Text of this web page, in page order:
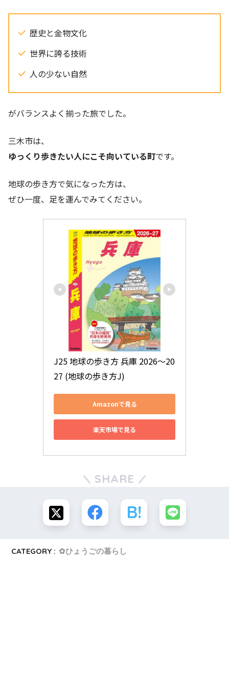
歴史と金物文化
世界に誇る技術
人の少ない自然
がバランスよく揃った旅でした。
三木市は、
ゆっくり歩きたい人にこそ向いている町です。
地球の歩き方で気になった方は、
ぜひ一度、足を運んでみてください。
J25 地球の歩き方 兵庫 2026～20
27 (地球の歩き方J)
Amazonで見る
楽天市場で見る
SHARE
CATEGORY : ✿ひょうごの暮らし